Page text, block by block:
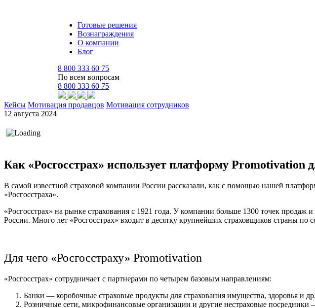
Готовые решения
Вознаграждения
О компании
Блог
8 800 333 60 75
По всем вопросам
8 800 333 60 75
Кейсы Мотивация продавцов Мотивация сотрудников
12 августа 2024
Как «Росгосстрах» использует платформу Promotivation
В самой известной страховой компании России рассказали, как с помощью нашей
«Росгосстраха».
«Росгосстрах» на рынке страхования с 1921 года. У компании больше 1300 точек
России. Много лет «Росгосстрах» входит в десятку крупнейших страховщиков страны
Для чего «Росгосстраху» Promotivation
«Росгосстрах» сотрудничает с партнерами по четырем базовым направлениям:
Банки — коробочные страховые продукты для страхования имущества, здоровья и др.
Розничные сети, микрофинансовые организации и другие нестраховые посредники